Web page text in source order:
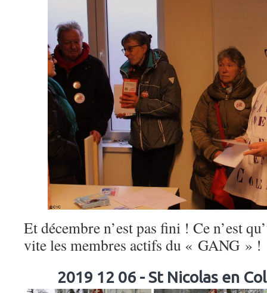
Et décembre n’est pas fini ! Ce n’est
vite les membres actifs du « GANG » !
2019 12 06 - St Nicolas en